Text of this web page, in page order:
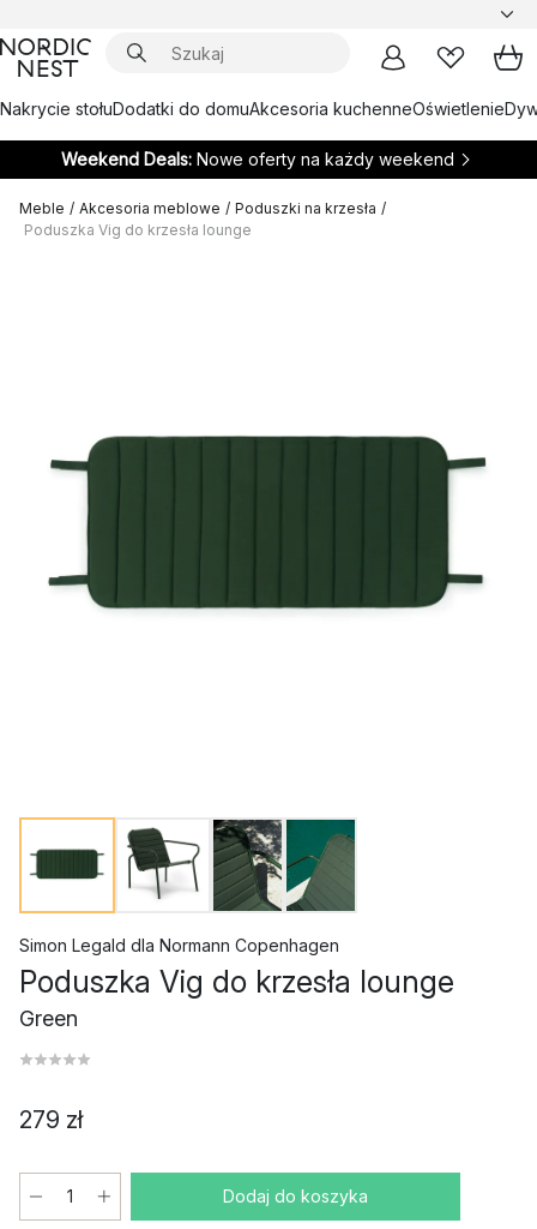
Nakrycie stołuDodatki do domuAkcesoria kuchenneOświetlenie
Weekend Deals: Nowe oferty na każdy weekend
Meble / Akcesoria meblowe / Poduszki na krzesła /
Poduszka Vig do krzesła lounge
Simon Legald dla Normann Copenhagen
Poduszka Vig do krzesła lounge
Green
279 zł
Dodaj do koszyka